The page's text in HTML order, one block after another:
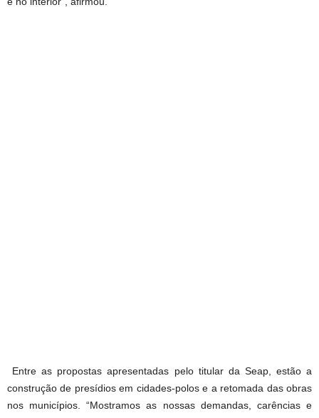
Entre as propostas apresentadas pelo titular da Seap, estão a
construção de presídios em cidades-polos e a retomada das obras
nos municípios. “Mostramos as nossas demandas, carências e